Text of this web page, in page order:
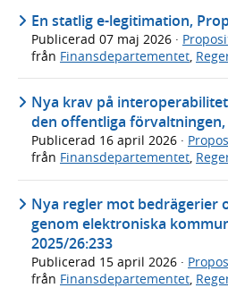
En statlig e-legitimation,
Publicerad 07 maj 2026 ·
från Finansdepartementet
Nya krav på
den offentliga förvaltningen,
Publicerad 16 april 2026 ·
från Finansdepartementet,
Nya regler mot bedrägerier
genom elektroniska
2025/26:233
Publicerad 15 april 2026 ·
från Finansdepartementet,